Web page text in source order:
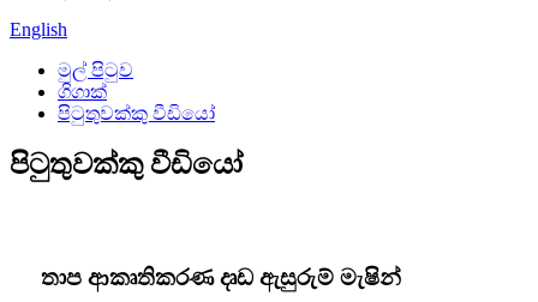
English
මුල් පිටුව
ගිගාක්
පිටුතුවක්කු වීඩියෝ
පිටුතුවක්කු වීඩියෝ
තාප ආකෘතිකරණ දෘඩ ඇසුරුම් මැෂින්